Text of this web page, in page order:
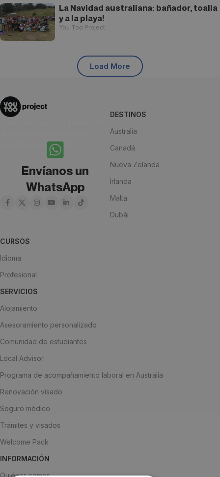
La Navidad australiana: bañador, toalla
y a la playa!
You Too Project
Load More
¡Anímate y escríbenos!
Envíanos un
WhatsApp
DESTINOS
Australia
Canadá
Nueva Zelanda
Irlanda
Malta
Dubái
CURSOS
Idioma
Profesional
SERVICIOS
Alojamiento
Asesoramiento personalizado
Comunidad de estudiantes
Local Advisor
Programa de acompañamiento laboral en Australia
Renovación visado
Seguro médico
Trámites y visados
Welcome Pack
INFORMACIÓN